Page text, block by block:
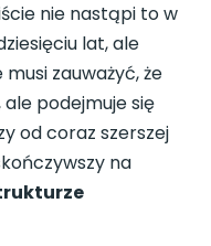
nie nastąpi to w
lat, ale
zauważyć, że
podejmuje się
od coraz szerszej
na